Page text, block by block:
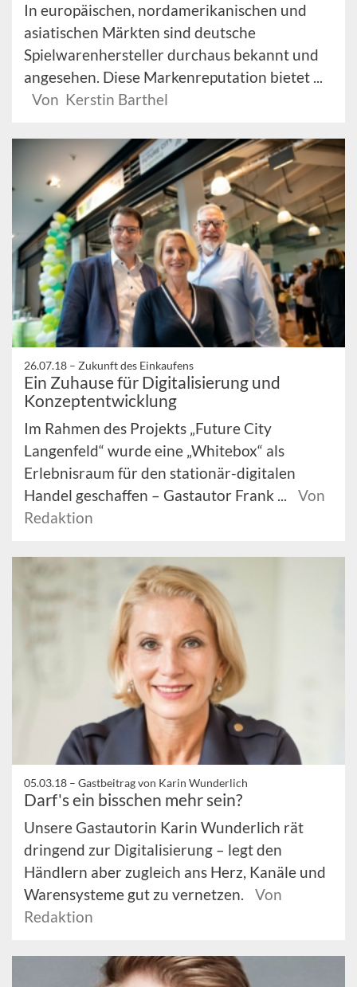
In europäischen, nordamerikanischen und
asiatischen Märkten sind deutsche
Spielwarenhersteller durchaus bekannt und
angesehen. Diese Markenreputation bietet ...
Von Kerstin Barthel
26.07.18 – Zukunft des Einkaufens
Ein Zuhause für Digitalisierung und
Konzeptentwicklung
Im Rahmen des Projekts „Future City
Langenfeld“ wurde eine „Whitebox“ als
Erlebnisraum für den stationär-digitalen
Handel geschaffen – Gastautor Frank ...
Von
Redaktion
05.03.18 – Gastbeitrag von Karin Wunderlich
Darf's ein bisschen mehr sein?
Unsere Gastautorin Karin Wunderlich rät
dringend zur Digitalisierung – legt den
Händlern aber zugleich ans Herz, Kanäle und
Warensysteme gut zu vernetzen.
Von
Redaktion